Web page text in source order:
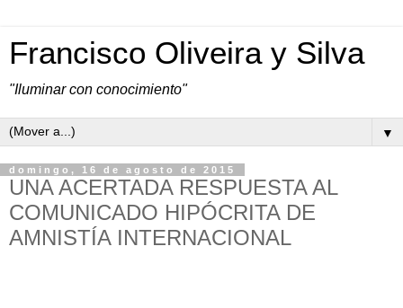
Francisco Oliveira y Silva
"Iluminar con conocimiento"
▼
domingo, 16 de agosto de 2015
UNA ACERTADA RESPUESTA AL
COMUNICADO HIPÓCRITA DE
AMNISTÍA INTERNACIONAL